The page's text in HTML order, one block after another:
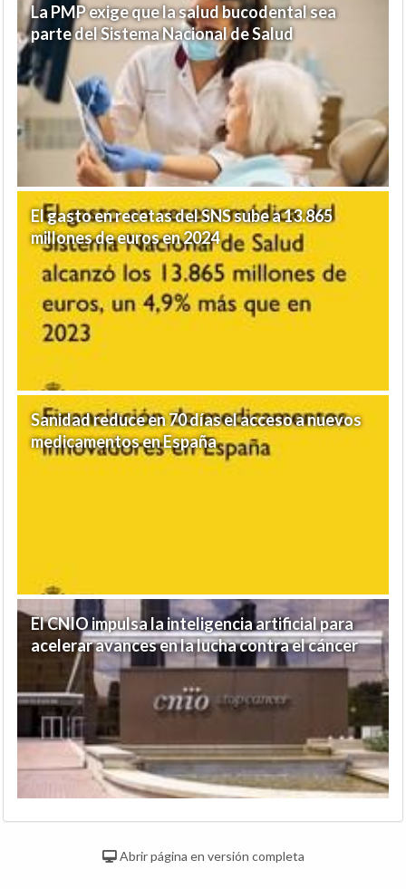
La PMP exige que la salud bucodental sea
parte del Sistema Nacional de Salud
El gasto en recetas del SNS sube a 13.865
millones de euros en 2024
Sanidad reduce en 70 días el acceso a nuevos
medicamentos en España
El CNIO impulsa la inteligencia artificial para
acelerar avances en la lucha contra el cáncer
Abrir página en versión completa